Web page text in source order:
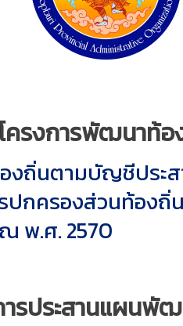
ครงการพัฒนาท้อ
งถิ่นตามบัญชีประ
ปกครองส่วนท้องถิ่
พ.ศ. 2570
รประสานแผนพั